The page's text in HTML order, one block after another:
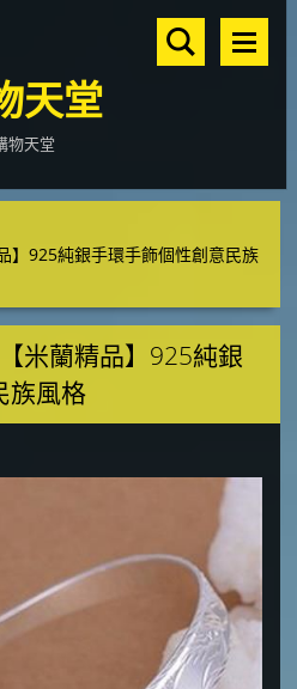
天堂
物天堂
】925純銀手環手飾個性創意民族
米蘭精品】925純銀
族風格